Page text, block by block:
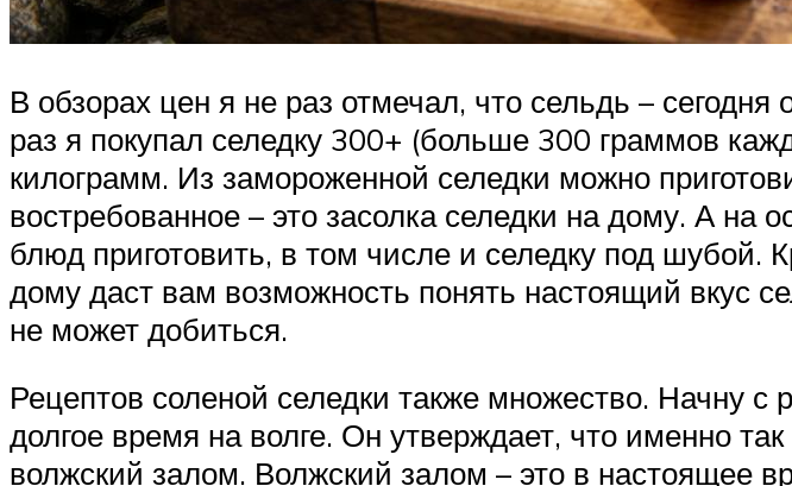
В обзорах цен я не раз отмечал, что сельдь –
раз я покупал селедку 300+ (больше 300 граммов
килограмм. Из замороженной селедки можно
востребованное – это засолка селедки на дому. А на
блюд приготовить, в том числе и селедку под шубой.
дому даст вам возможность понять настоящий вкус
не может добиться.
Рецептов соленой селедки также множество. Начну
долгое время на волге. Он утверждает, что именно
волжский залом. Волжский залом – это в настоящее